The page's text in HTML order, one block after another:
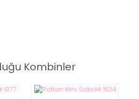
Kombinler